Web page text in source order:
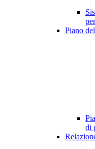
Piano
di